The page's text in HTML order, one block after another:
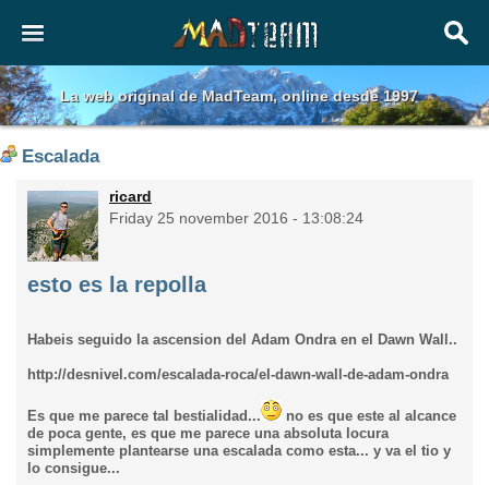
La web original de MadTeam, online desde 1997
Escalada
ricard
Friday 25 november 2016 - 13:08:24
esto es la repolla
Habeis seguido la ascension del Adam Ondra en el Dawn Wall..
http://desnivel.com/escalada-roca/el-dawn-wall-de-adam-ondra
Es que me parece tal bestialidad...
no es que este al alcance
de poca gente, es que me parece una absoluta locura
simplemente plantearse una escalada como esta... y va el tio y
lo consigue...